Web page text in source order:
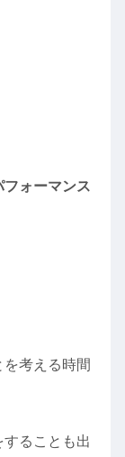
ォーマンス
考える時間
ることも出